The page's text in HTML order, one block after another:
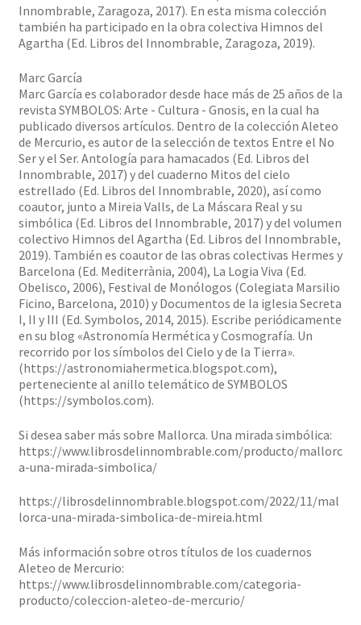
Innombrable, Zaragoza, 2017). En esta misma colección
también ha participado en la obra colectiva Himnos del
Agartha (Ed. Libros del Innombrable, Zaragoza, 2019).
Marc García
Marc García es colaborador desde hace más de 25 años de la
revista SYMBOLOS: Arte - Cultura - Gnosis, en la cual ha
publicado diversos artículos. Dentro de la colección Aleteo
de Mercurio, es autor de la selección de textos Entre el No
Ser y el Ser. Antología para hamacados (Ed. Libros del
Innombrable, 2017) y del cuaderno Mitos del cielo
estrellado (Ed. Libros del Innombrable, 2020), así como
coautor, junto a Mireia Valls, de La Máscara Real y su
simbólica (Ed. Libros del Innombrable, 2017) y del volumen
colectivo Himnos del Agartha (Ed. Libros del Innombrable,
2019). También es coautor de las obras colectivas Hermes y
Barcelona (Ed. Mediterrània, 2004), La Logia Viva (Ed.
Obelisco, 2006), Festival de Monólogos (Colegiata Marsilio
Ficino, Barcelona, 2010) y Documentos de la iglesia Secreta
I, II y III (Ed. Symbolos, 2014, 2015). Escribe periódicamente
en su blog «Astronomía Hermética y Cosmografía. Un
recorrido por los símbolos del Cielo y de la Tierra».
(https://astronomiahermetica.blogspot.com),
perteneciente al anillo telemático de SYMBOLOS
(https://symbolos.com).
Si desea saber más sobre Mallorca. Una mirada simbólica:
https://www.librosdelinnombrable.com/producto/mallorc
a-una-mirada-simbolica/
https://librosdelinnombrable.blogspot.com/2022/11/mal
lorca-una-mirada-simbolica-de-mireia.html
Más información sobre otros títulos de los cuadernos
Aleteo de Mercurio:
https://www.librosdelinnombrable.com/categoria-
producto/coleccion-aleteo-de-mercurio/